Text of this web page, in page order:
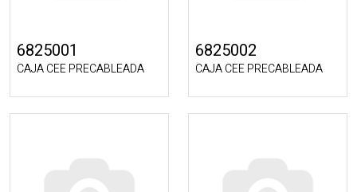
6825001
CAJA CEE PRECABLEADA
6825002
CAJA CEE PRECABLEADA